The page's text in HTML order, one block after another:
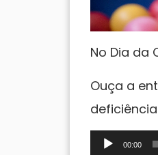
No Dia da
Ouça a
deficiência
Tocador
00:00